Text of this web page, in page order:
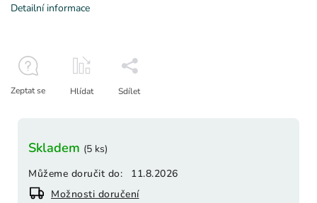
Skladem (5 ks)
Můžeme doručit do:
11.8.2026
Možnosti doručení
Detailní informace
Zeptat se Hlídat Sdílet